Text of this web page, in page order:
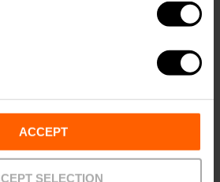
ACCEPT
SELECTION
«Microconciertos» en
CaixaForum València
15/08/2026 - 15/08/2026